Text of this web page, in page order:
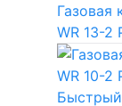
Газовая
WR 13-2